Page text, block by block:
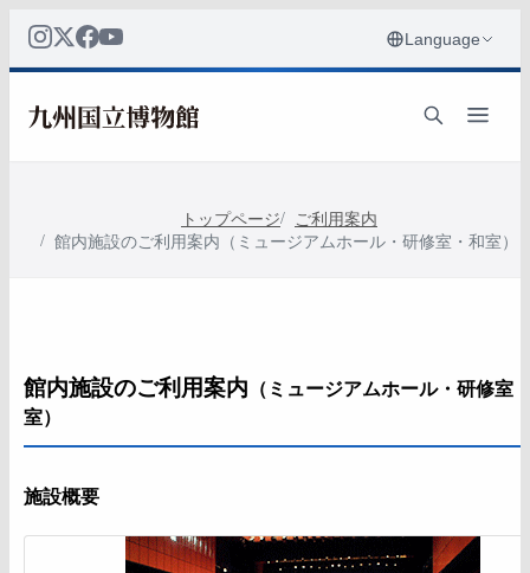
トップページ
ご利用案内
館内施設のご利用案内（ミュージアムホール・研修室・和室）
館内施設のご利用案内 （ミュージアムホール・研修室
室）
施設概要